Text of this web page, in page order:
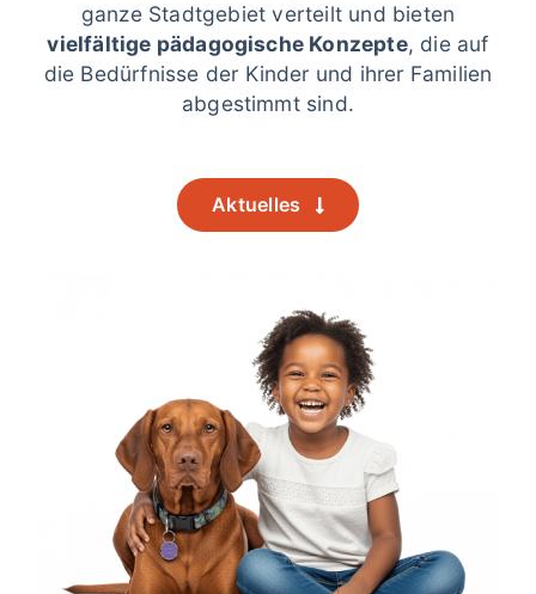
ganze Stadtgebiet verteilt und bieten
vielfältige pädagogische Konzepte, die auf
die Bedürfnisse der Kinder und ihrer Familien
abgestimmt sind.
Aktuelles